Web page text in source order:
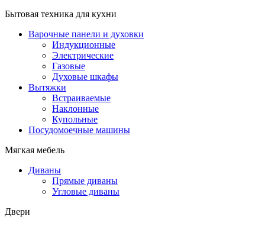
Бытовая техника для кухни
Варочные панели и духовки
Индукционные
Электрические
Газовые
Духовые шкафы
Вытяжки
Встраиваемые
Наклонные
Купольные
Посудомоечные машины
Мягкая мебель
Диваны
Прямые диваны
Угловые диваны
Двери